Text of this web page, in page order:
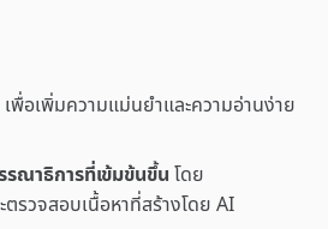
เพื่อเพิ่มความแม่นยำและความอ่านง่าย
ณาธิการที่เข้มข้นขึ้น โดย
รวจสอบเนื้อหาที่สร้างโดย AI